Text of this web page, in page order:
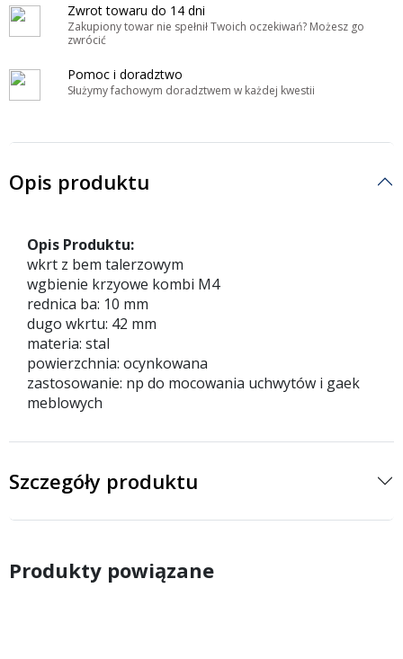
Zwrot towaru do 14 dni
Zakupiony towar nie spełnił Twoich oczekiwań? Możesz go
zwrócić
Pomoc i doradztwo
Służymy fachowym doradztwem w każdej kwestii
Opis produktu
Opis Produktu:
wkrt z bem talerzowym
wgbienie krzyowe kombi M4
rednica ba: 10 mm
dugo wkrtu: 42 mm
materia: stal
powierzchnia: ocynkowana
zastosowanie: np do mocowania uchwytów i gaek
meblowych
Szczegóły produktu
Produkty powiązane